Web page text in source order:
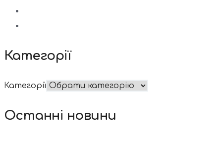
Категорії
Категорії
Останні новини